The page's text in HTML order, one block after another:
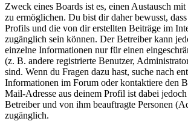
Zweck eines Boards ist es, einen Austausch mit
zu ermöglichen. Du bist dir daher bewusst,
Profils und die von dir erstellten Beiträge im
zugänglich sein können. Der Betreiber kann
einzelne Informationen nur für einen
(z. B. andere registrierte Benutzer,
sind. Wenn du Fragen dazu hast, suche nach
Informationen im Forum oder kontaktiere den
Mail-Adresse aus deinem Profil ist dabei
Betreiber und von ihm beauftragte Personen
zugänglich.